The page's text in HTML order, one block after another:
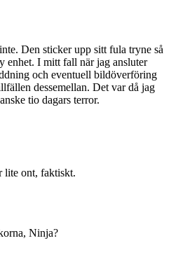
Den sticker upp sitt fula tryne så
enhet. I mitt fall när jag ansluter
och eventuell bildöverföring
dessemellan. Det var då jag
tio dagars terror.
lite ont, faktiskt.
Ninja?